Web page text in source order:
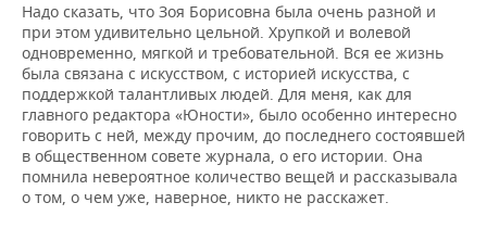
Надо сказать, что Зоя Борисовна была очень разной и
при этом удивительно цельной. Хрупкой и волевой
одновременно, мягкой и требовательной. Вся ее жизнь
была связана с искусством, с историей искусства, с
поддержкой талантливых людей. Для меня, как для
главного редактора «Юности», было особенно интересно
говорить с ней, между прочим, до последнего состоявшей
в общественном совете журнала, о его истории. Она
помнила невероятное количество вещей и рассказывала
о том, о чем уже, наверное, никто не расскажет.